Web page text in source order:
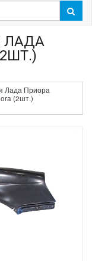
ЛАДА
Лада Приора
(2шт.)